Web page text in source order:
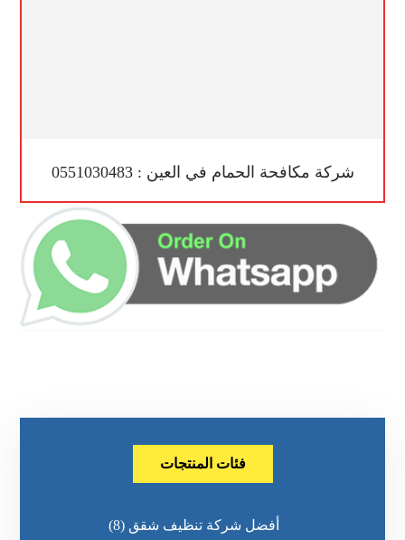
شركة مكافحة الحمام في العين : 0551030483
فئات المنتجات
أفضل شركة تنظيف شقق (8)